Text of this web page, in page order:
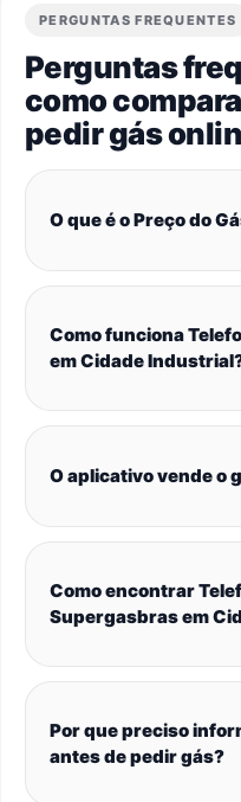
PERGUNTAS FREQUENTES
Perguntas
como
pedir gás
O que é o Preço do
Como funciona
em Cidade
O aplicativo vende o
Como encontrar
Supergasbras em
Por que preciso
antes de pedir gás?